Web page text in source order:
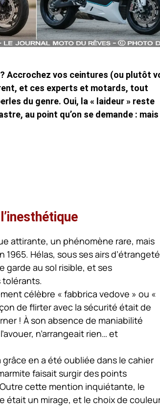
Accrochez vos ceintures (ou plutôt
et ces experts et motards, tout
du genre. Oui, la « laideur » reste
au point qu’on se demande : mais
attirante, un phénomène rare, mais
Hélas, sous ses airs d’étrangeté
garde au sol risible, et ses
tolérants.
célèbre « fabbrica vedove » ou «
de flirter avec la sécurité était de
! À son absence de maniabilité
n’arrangeait rien… et
grâce en a été oubliée dans le cahier
faisait surgir des points
cette mention inquiétante, le
était un mirage, et le choix de